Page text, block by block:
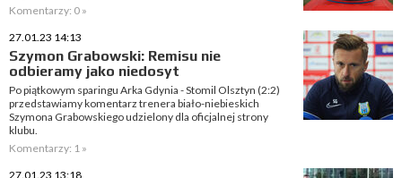
Komentarzy: 0 »
27.01.23 14:13
Szymon Grabowski: Remisu nie
odbieramy jako niedosyt
Po piątkowym sparingu Arka Gdynia - Stomil Olsztyn (2:2)
przedstawiamy komentarz trenera biało-niebieskich
Szymona Grabowskiego udzielony dla oficjalnej strony
klubu.
Komentarzy: 1 »
27.01.23 13:18